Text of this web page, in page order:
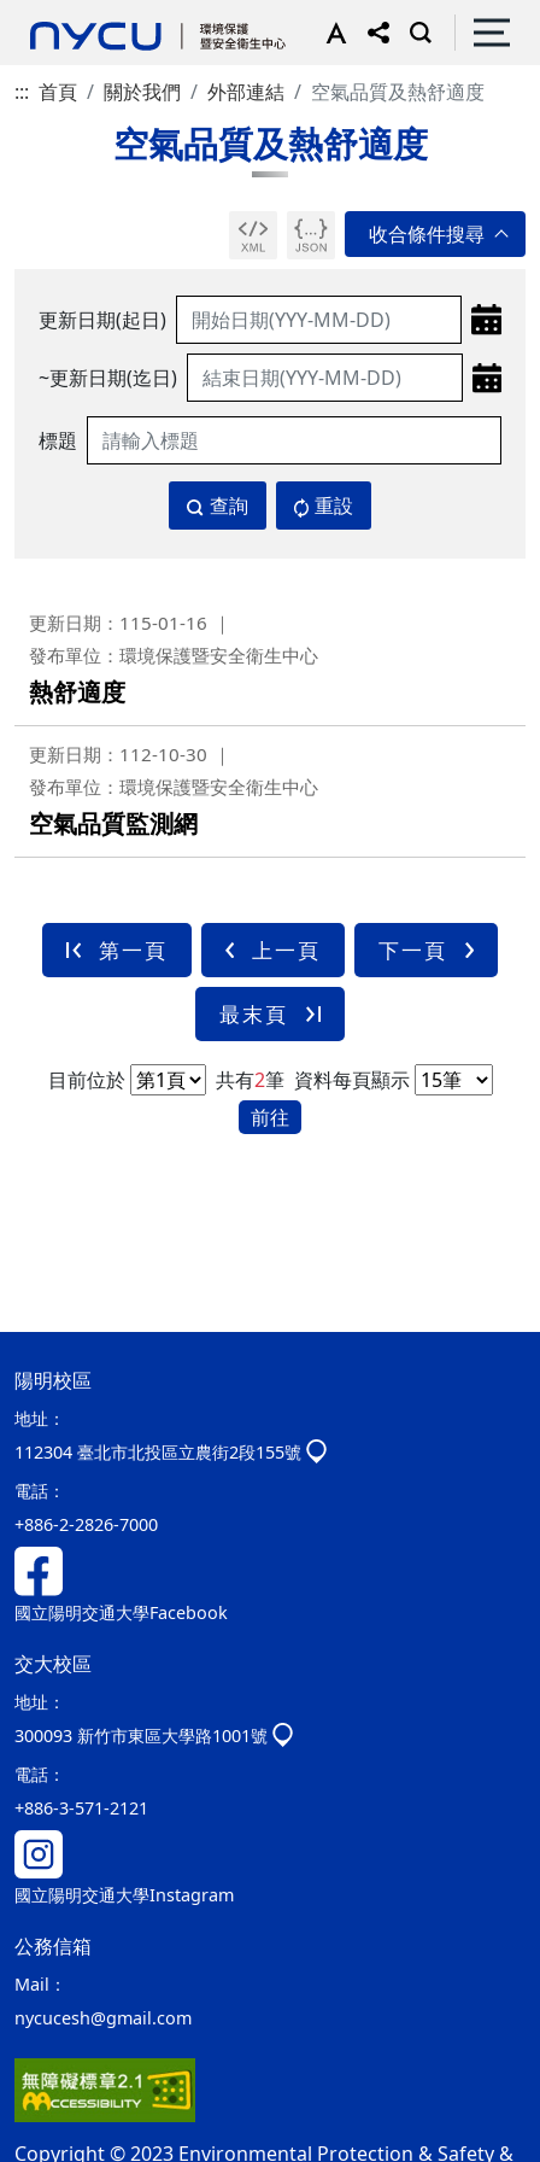
::: 首頁 關於我們 外部連結 空氣品質及熱舒適度
空氣品質及熱舒適度
更新日期(起日)
~更新日期(迄日)
標題
查詢 重設
更新日期：115-01-16
發布單位：環境保護暨安全衛生中心
熱舒適度
更新日期：112-10-30
發布單位：環境保護暨安全衛生中心
空氣品質監測網
第一頁 上一頁 下一頁
最末頁
目前位於 共有2筆 資料每頁顯示
前往
陽明校區
地址：
112304 臺北市北投區立農街2段155號
電話：
+886-2-2826-7000
國立陽明交通大學Facebook
交大校區
地址：
300093 新竹市東區大學路1001號
電話：
+886-3-571-2121
國立陽明交通大學Instagram
公務信箱
Mail：
nycucesh@gmail.com
Copyright © 2023 Environmental Protection & Safety &